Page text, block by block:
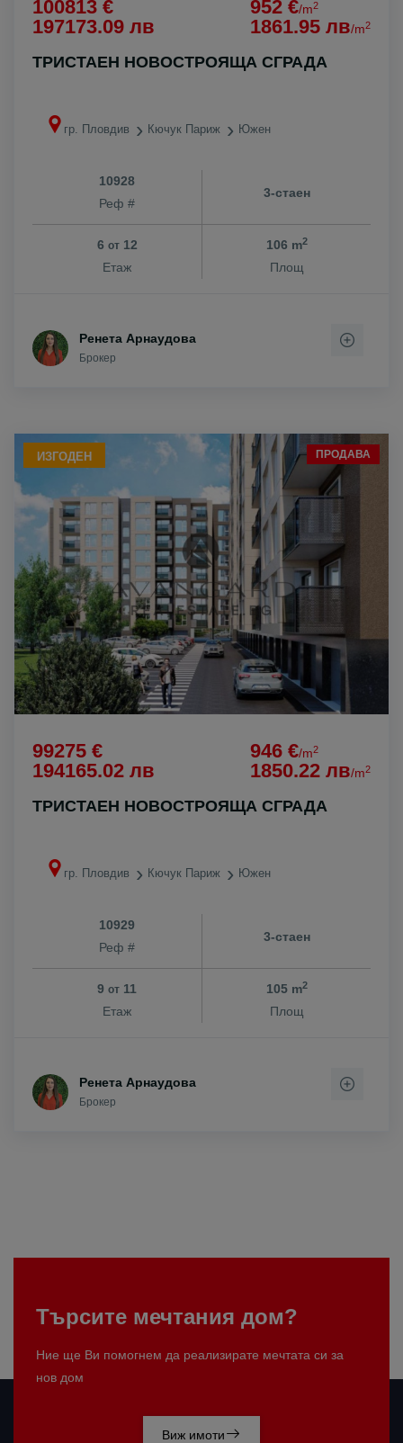
100813 €
197173.09 лв
952 €/m2
1861.95 лв/m2
ТРИСТАЕН НОВОСТРОЯЩА СГРАДА
гр. Пловдив Кючук Париж Южен
10928
Реф #
3-стаен
6 от12
Етаж
106 m2
Площ
Ренета Арнаудова
Брокер
ПРОДАВА
ИЗГОДЕН
99275 €
194165.02 лв
946 €/m2
1850.22 лв/m2
ТРИСТАЕН НОВОСТРОЯЩА СГРАДА
гр. Пловдив Кючук Париж Южен
10929
Реф #
3-стаен
9 от 11
Етаж
105 m2
Площ
Ренета Арнаудова
Брокер
Търсите мечтания дом?
Ние ще Ви помогнем да реализирате мечтата си за
нов дом
Виж имоти